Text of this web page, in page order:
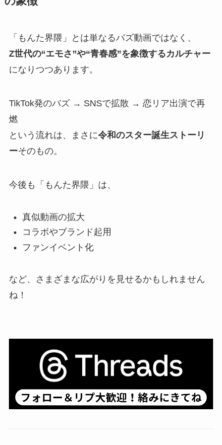
「もんた界隈」とは単なるバズ動画ではなく、
Z世代の“エモさ”や“青春感”を象徴するカルチャー
になりつつあります。
TikTok発のバズ → SNSで拡散 → 恋リア出演で再
燃
という流れは、まさに令和のスター誕生ストーリ
ーそのもの。
今後も「もんた界隈」は、
真似動画の拡大
コラボやブランド起用
ファンイベント化
など、さまざまな広がりを見せるかもしれません
ね！